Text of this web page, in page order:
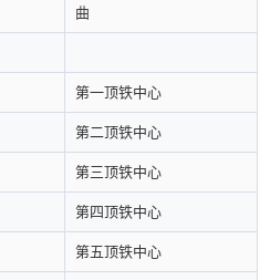
曲
第一顶铁中心
第二顶铁中心
第三顶铁中心
第四顶铁中心
第五顶铁中心